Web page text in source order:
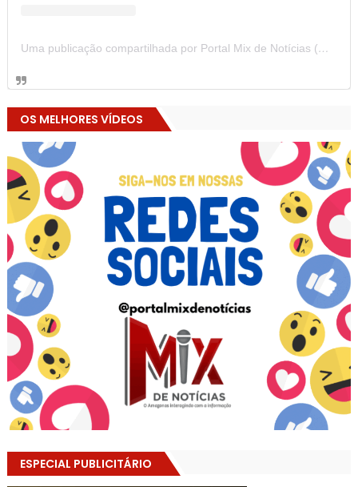
Uma publicação compartilhada por Portal Mix de Notícias (@portalmixdenoticias)
OS MELHORES VÍDEOS
ESPECIAL PUBLICITÁRIO